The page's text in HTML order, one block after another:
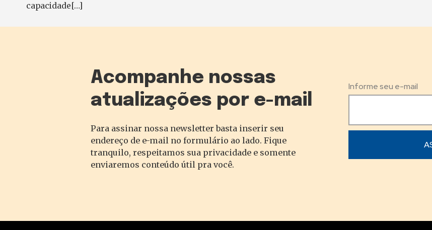
capacidade[…]
Acompanhe nossas
atualizações por e-mail
Para assinar nossa newsletter basta inserir seu
endereço de e-mail no formulário ao lado. Fique
tranquilo, respeitamos sua privacidade e somente
enviaremos conteúdo útil pra você.
Informe seu e-mail